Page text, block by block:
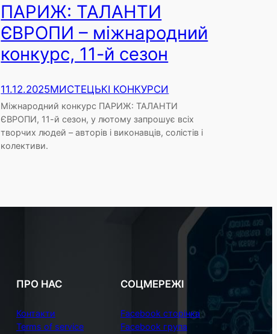
ПАРИЖ: ТАЛАНТИ
ЄВРОПИ – міжнародний
конкурс, 11-й сезон
11.12.2025МИСТЕЦЬКІ КОНКУРСИ
Міжнародний конкурс ПАРИЖ: ТАЛАНТИ
ЄВРОПИ, 11-й сезон, у лютому запрошує всіх
творчих людей – авторів і виконавців, солістів і
колективи.
ПРО НАС
Контакти
Terms of service
СОЦМЕРЕЖІ
Facebook сторінка
Facebook група